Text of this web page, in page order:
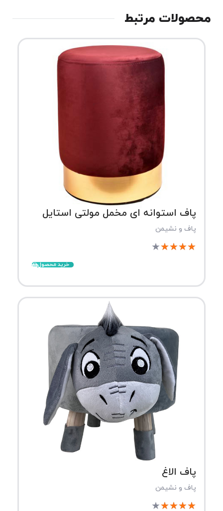
محصولات مرتبط
پاف استوانه ای مخمل مولتی استایل
پاف و نشیمن
★
★
★
★
★
خرید محصول
پاف الاغ
پاف و نشیمن
★
★
★
★
★